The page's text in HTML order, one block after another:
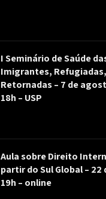
I Seminário de Saúde
Imigrantes,
Retornadas – 7 de
18h – USP
Aula sobre Direito
partir do Sul Global – 22
19h – online